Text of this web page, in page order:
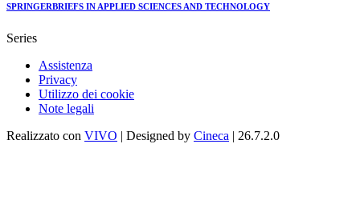
SPRINGERBRIEFS IN APPLIED SCIENCES AND TECHNOLOGY
Series
Assistenza
Privacy
Utilizzo dei cookie
Note legali
Realizzato con VIVO | Designed by Cineca | 26.7.2.0